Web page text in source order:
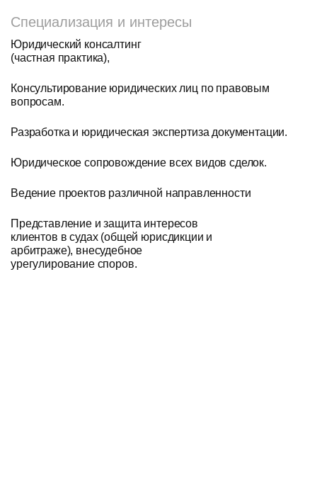
Специализация и интересы
Юридический консалтинг
(частная практика),
Консультирование юридических лиц по правовым
вопросам.
Разработка и юридическая экспертиза документации.
Юридическое сопровождение всех видов сделок.
Ведение проектов различной направленности
Представление и защита интересов
клиентов в судах (общей юрисдикции и
арбитраже), внесудебное
урегулирование споров.